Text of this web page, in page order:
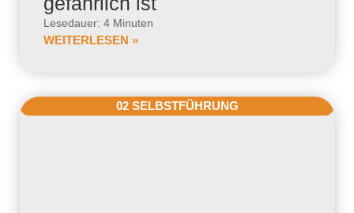
Lesedauer: 4 Minuten
WEITERLESEN »
02 SELBSTFÜHRUNG